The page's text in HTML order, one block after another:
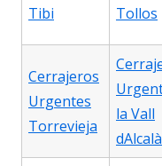
Tibi
Tollos
Cerrajeros
Urgentes
Torrevieja
la Vall
dAlcalà